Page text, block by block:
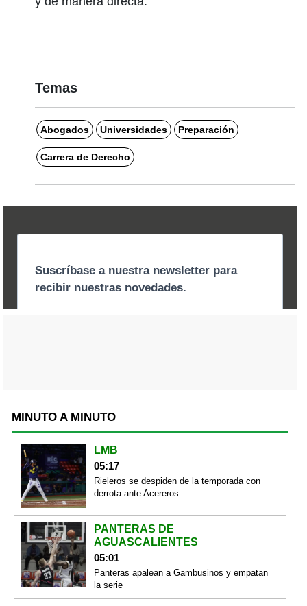
Temas
Abogados Universidades Preparación
Carrera de Derecho
MINUTO A MINUTO
LMB
05:17
Rieleros se despiden de la temporada con
derrota ante Acereros
PANTERAS DE
AGUASCALIENTES
05:01
Panteras apalean a Gambusinos y empatan
la serie